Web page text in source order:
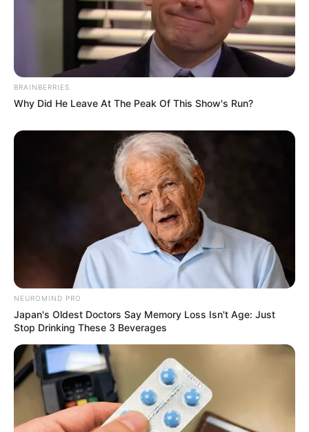
Stop Overpaying: The 10-Second Check That
Collapses Your Energy Bill
Men, You Don't Need Viagra If You Do This Once A
Day
MEDVI
BRAINBERRIES
Why Did He Leave At The Peak Of This Show's Run?
NEUROMIND PRO
Japan's Oldest Doctors Say Memory Loss Isn't Age: Just
Stop Drinking These 3 Beverages